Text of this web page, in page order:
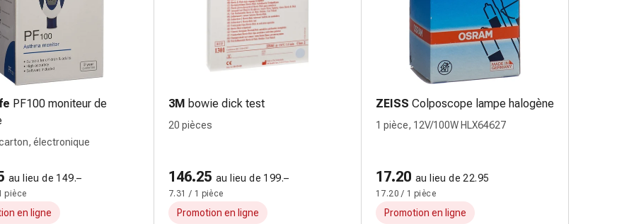
PF100 moniteur de
électronique
au lieu de 149.–
pièce
en ligne
3M bowie dick test
20 pièces
146.25 au lieu de 199.–
7.31 / 1 pièce
Promotion en ligne
ZEISS Colposcope lampe halogène
1 pièce, 12V/100W HLX64627
17.20 au lieu de 22.95
17.20 / 1 pièce
Promotion en ligne